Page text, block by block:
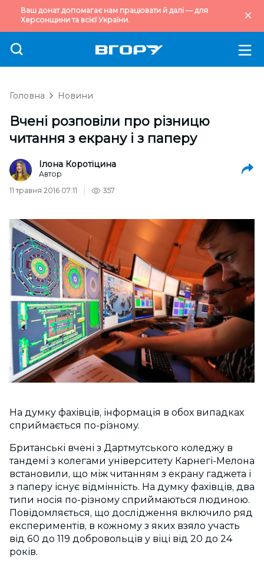
Ваш донат допомагає нам працювати й далі — для
Херсонщини та всієї України.
Головна Новини
Вчені розповіли про різницю
читання з екрану і з паперу
Ілона Коротіцина
Автор
11 травня 2016 07:11
357
На думку фахівців, інформація в обох випадках
сприймається по-різному.
Британські вчені з Дартмутського коледжу в
тандемі з колегами університету Карнегі-Мелона
встановили, що між читанням з екрану гаджета і
з паперу існує відмінність. На думку фахівців, два
типи носія по-різному сприймаються людиною.
Повідомляється, що дослідження включило ряд
експериментів, в кожному з яких взяло участь
від 60 до 119 добровольців у віці від 20 до 24
років.